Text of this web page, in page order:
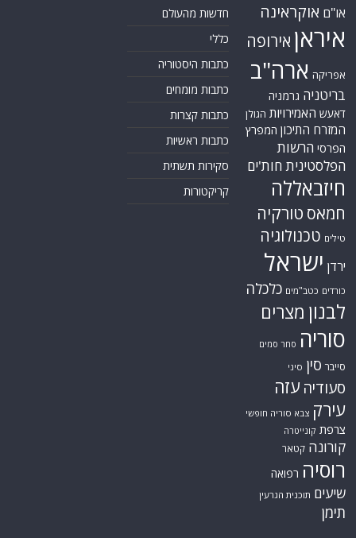
או"ם אוקראינה
איראן אירופה
אפריקה ארה"ב
בריטניה גרמניה
דאעש האמירויות הגולן
המזרח התיכון המפרץ
הפרסי הרשות
הפלסטינית חות'ים
חיזבאללה
חמאס טורקיה
טילים טכנולוגיה
ירדן ישראל
כורדים כטב"מים כלכלה
לבנון מצרים
סוריה סחר סמים
סייבר סין סיני
סעודיה עזה
עירק צבא סוריה חופשי
צרפת קונייטרה
קורונה קטאר
רוסיה רפואה
שיעים תוכנית הגרעין
תימן
חדשות מהעולם
כללי
כתבות היסטוריה
כתבות מומחים
כתבות קצרות
כתבות ראשיות
סקירות תשתית
קריקטורות